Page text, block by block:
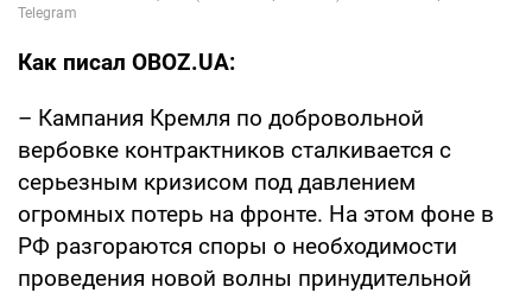
Как писал OBOZ.UA:
– Кампания Кремля по добровольной
вербовке контрактников сталкивается с
серьезным кризисом под давлением
огромных потерь на фронте. На этом фоне в
РФ разгораются споры о необходимости
проведения новой волны принудительной